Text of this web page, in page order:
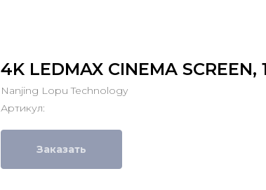
4K LEDMAX CINEMA SCREEN,
Nanjing Lopu Technology
Артикул:
Заказать